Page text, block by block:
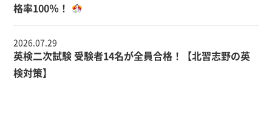
格率100％！
英検二次試験 受験者14名が全員合格！【北習志野の英
検対策】
2026.07.29